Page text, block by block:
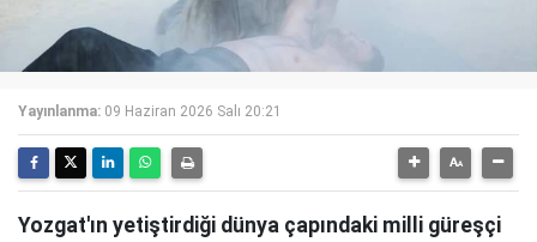
Yayınlanma: 09 Haziran 2026 Salı 20:21
Yozgat'ın yetiştirdiği dünya çapındaki milli güreşçi